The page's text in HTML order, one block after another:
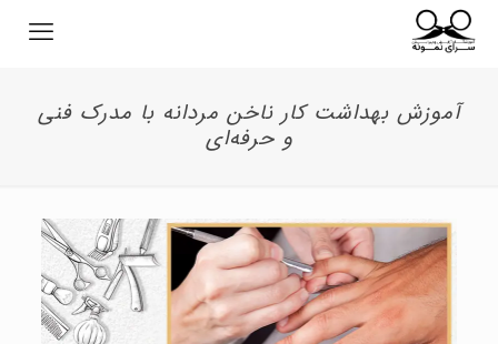
آموزش بهداشت کار ناخن مردانه با مدرک فنی
و حرفه‌ای